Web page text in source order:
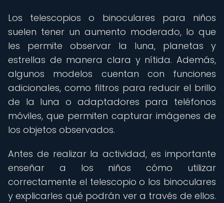
Los telescopios o binoculares para niños
suelen tener un aumento moderado, lo que
les permite observar la luna, planetas y
estrellas de manera clara y nítida. Además,
algunos modelos cuentan con funciones
adicionales, como filtros para reducir el brillo
de la luna o adaptadores para teléfonos
móviles, que permiten capturar imágenes de
los objetos observados.
Antes de realizar la actividad, es importante
enseñar a los niños cómo utilizar
correctamente el telescopio o los binoculares
y explicarles qué podrán ver a través de ellos.